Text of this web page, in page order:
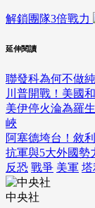
解鎖團隊3倍戰力
延伸閱讀
聯發科為何不做
川普開戰！美國
美伊停火淪為羅
峽
阿塞德垮台！敘
抗軍與5大外國勢
反恐 戰爭 美軍 塔
中央社